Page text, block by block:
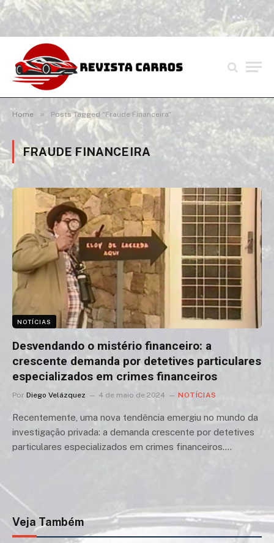
Home » Posts Tagged "Fraude Financeira"
FRAUDE FINANCEIRA
NOTÍCIAS
Desvendando o mistério financeiro: a
crescente demanda por detetives particulares
especializados em crimes financeiros
Por Diego Velázquez 4 de maio de 2024 NOTÍCIAS
Recentemente, uma nova tendência emergiu no mundo da
investigação privada: a demanda crescente por detetives
particulares especializados em crimes financeiros.…
Veja Também